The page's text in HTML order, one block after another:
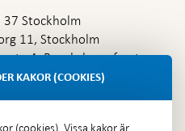
37 Stockholm
11, Stockholm
4, Brunkebergsfaret,
KAKOR (COOKIES)
(cookies). Vissa kakor är